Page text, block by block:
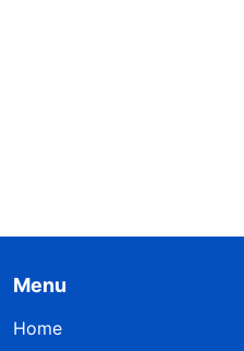
Menu
Home